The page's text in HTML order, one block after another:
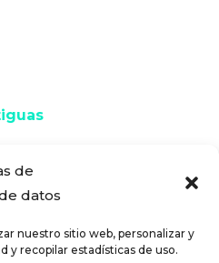
de
datos
nuestro sitio web, personalizar y
y recopilar estadísticas de uso.